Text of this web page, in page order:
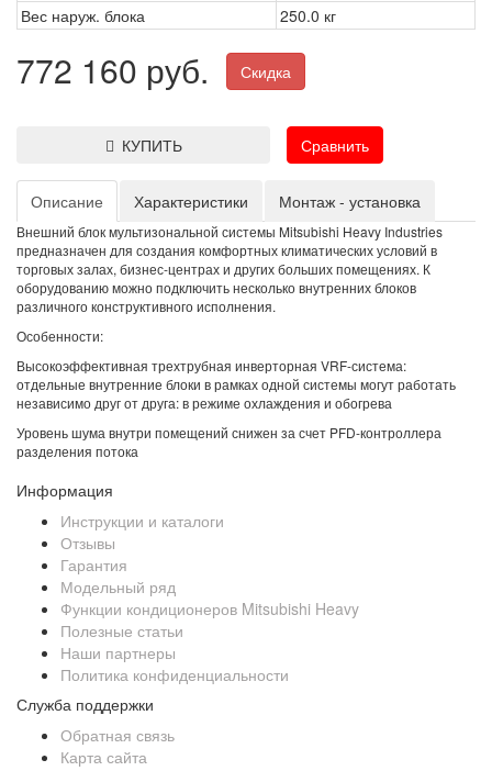
Вес наруж. блока
250.0 кг
772 160 руб. Скидка
КУПИТЬ Сравнить
Описание Характеристики Монтаж - установка
Внешний блок мультизональной системы Mitsubishi Heavy Industries
предназначен для создания комфортных климатических условий в
торговых залах, бизнес-центрах и других больших помещениях. К
оборудованию можно подключить несколько внутренних блоков
различного конструктивного исполнения.
Особенности:
Высокоэффективная трехтрубная инверторная VRF-система:
отдельные внутренние блоки в рамках одной системы могут работать
независимо друг от друга: в режиме охлаждения и обогрева
Уровень шума внутри помещений снижен за счет PFD-контроллера
разделения потока
Информация
Инструкции и каталоги
Отзывы
Гарантия
Модельный ряд
Функции кондиционеров Mitsubishi Heavy
Полезные статьи
Наши партнеры
Политика конфиденциальности
Служба поддержки
Обратная связь
Карта сайта